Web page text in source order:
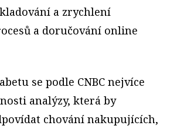
a zrychlení
a doručování online
se podle CNBC nejvíce
analýzy, která by
chování nakupujících,